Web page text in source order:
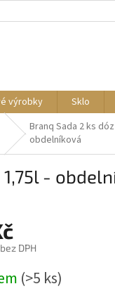
výrobky Sklo
Branq Sada 2 ks
obdelníková
-
DPH
(>5 ks)